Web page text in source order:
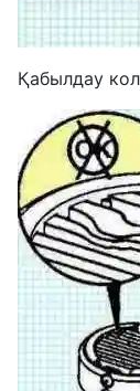
Қабылдау